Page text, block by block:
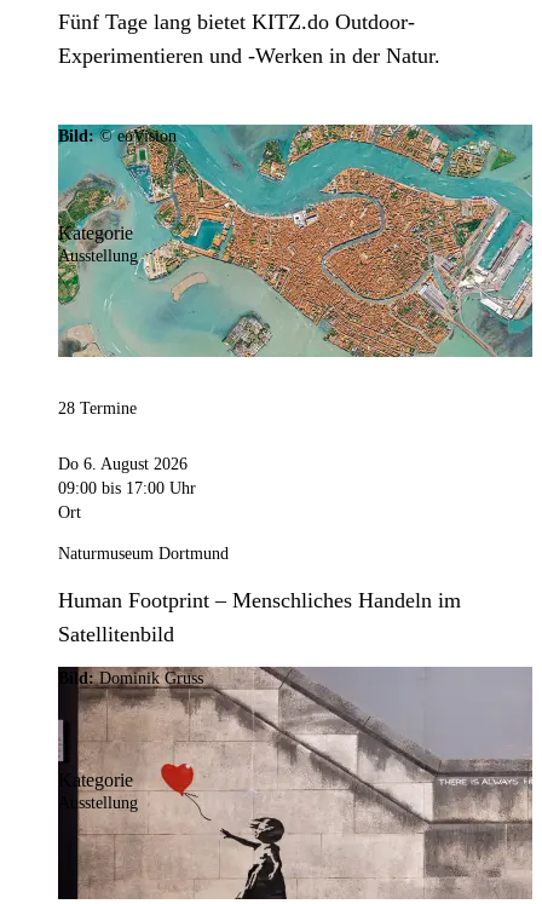
Fünf Tage lang bietet KITZ.do Outdoor-
Experimentieren und -Werken in der Natur.
Bild:© eoVision
Kategorie
Ausstellung
28 Termine
Do 6. August 2026
09:00 bis 17:00 Uhr
Ort
Naturmuseum Dortmund
Human Footprint – Menschliches Handeln im
Satellitenbild
Bild:Dominik Gruss
Kategorie
Ausstellung